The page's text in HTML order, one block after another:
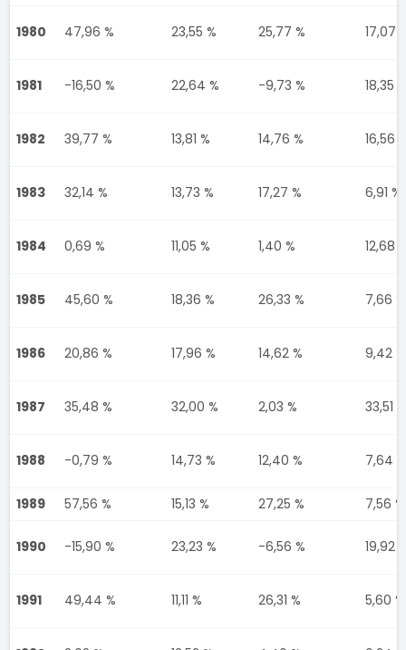
1980 47,96 % 23,55 % 25,77 % 17,07
1981 -16,50 % 22,64 % -9,73 % 18,35
1982 39,77 % 13,81 % 14,76 % 16,56
1983 32,14 % 13,73 % 17,27 % 6,91 %
1984 0,69 % 11,05 % 1,40 % 12,68
1985 45,60 % 18,36 % 26,33 % 7,66 %
1986 20,86 % 17,96 % 14,62 % 9,42 %
1987 35,48 % 32,00 % 2,03 % 33,51 %
1988 -0,79 % 14,73 % 12,40 % 7,64 %
1989 57,56 % 15,13 % 27,25 % 7,56 %
1990 -15,90 % 23,23 % -6,56 % 19,92
1991 49,44 % 11,11 % 26,31 % 5,60 %